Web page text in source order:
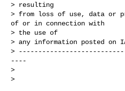
> resulting
> from loss of use, data or
of or in connection with
> the use of
> any information posted on
>
----
>
>